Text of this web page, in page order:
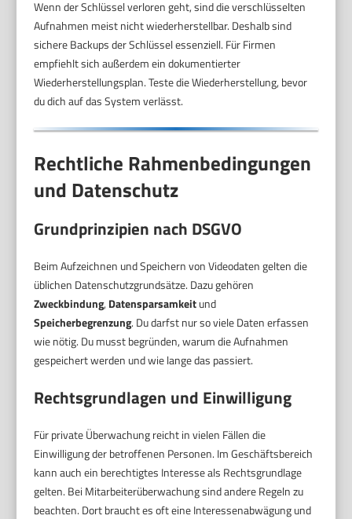
Wenn der Schlüssel verloren geht, sind die verschlüsselten
Aufnahmen meist nicht wiederherstellbar. Deshalb sind
sichere Backups der Schlüssel essenziell. Für Firmen
empfiehlt sich außerdem ein dokumentierter
Wiederherstellungsplan. Teste die Wiederherstellung, bevor
du dich auf das System verlässt.
Rechtliche Rahmenbedingungen
und Datenschutz
Grundprinzipien nach DSGVO
Beim Aufzeichnen und Speichern von Videodaten gelten die
üblichen Datenschutzgrundsätze. Dazu gehören
Zweckbindung, Datensparsamkeitund
Speicherbegrenzung. Du darfst nur so viele Daten erfassen
wie nötig. Du musst begründen, warum die Aufnahmen
gespeichert werden und wie lange das passiert.
Rechtsgrundlagen und Einwilligung
Für private Überwachung reicht in vielen Fällen die
Einwilligung der betroffenen Personen. Im Geschäftsbereich
kann auch ein berechtigtes Interesse als Rechtsgrundlage
gelten. Bei Mitarbeiterüberwachung sind andere Regeln zu
beachten. Dort braucht es oft eine Interessenabwägung und